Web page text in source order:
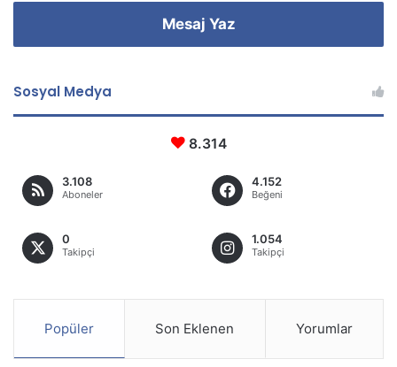
Mesaj Yaz
Sosyal Medya
8.314
3.108
Aboneler
4.152
Beğeni
0
Takipçi
1.054
Takipçi
Popüler Son Eklenen Yorumlar